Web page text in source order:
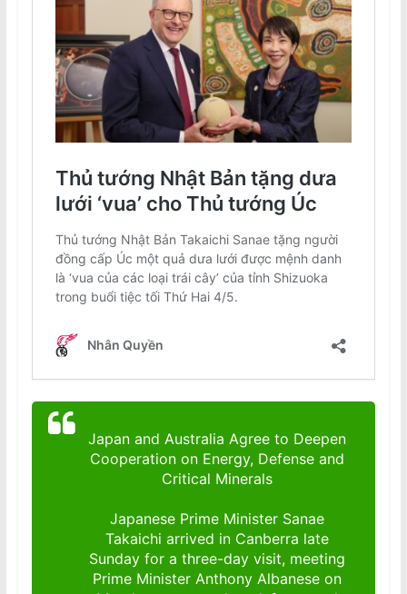
Japan and Australia Agree to Deepen
Cooperation on Energy, Defense and
Critical Minerals
Japanese Prime Minister Sanae
Takaichi arrived in Canberra late
Sunday for a three-day visit, meeting
Prime Minister Anthony Albanese on